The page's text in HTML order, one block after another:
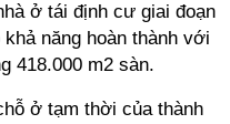
ở tái định cư giai đoạn
năng hoàn thành với
418.000 m2 sàn.
ở tạm thời của thành